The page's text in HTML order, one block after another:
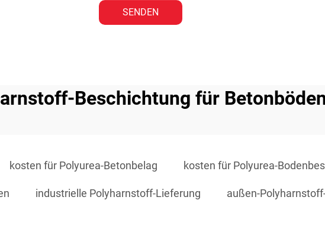
SENDEN
Beschichtung für
kosten für Polyurea-Betonbelag kosten für Polyurea-
industrielle Polyharnstoff-Lieferung außen-